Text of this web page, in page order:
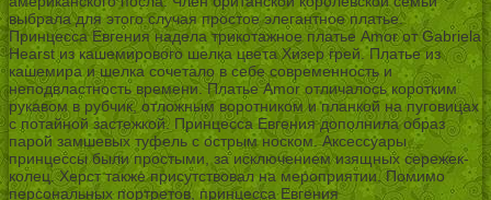
выбрала для этого случая простое элегантное платье.
Принцесса Евгения надела трикотажное платье Amor от Gabriela
Hearst из кашемирового шелка цвета Хизер грей. Платье из
кашемира и шелка сочетало в себе современность и
неподвластность времени. Платье Amor отличалось коротким
рукавом в рубчик, отложным воротником и планкой на пуговицах
с потайной застежкой. Принцесса Евгения дополнила образ
парой замшевых туфель с острым носком. Аксессуары
принцессы были простыми, за исключением изящных сережек-
колец. Херст также присутствовал на мероприятии. Помимо
персональных портретов, принцесса Евгения